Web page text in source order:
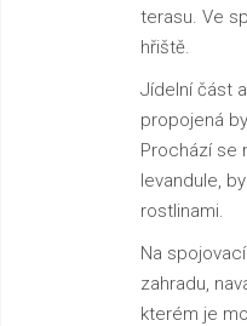
terasu. Ve
hřiště.
Jídelní část
propojená
Prochází se
levandule,
rostlinami.
Na
zahradu,
kterém je